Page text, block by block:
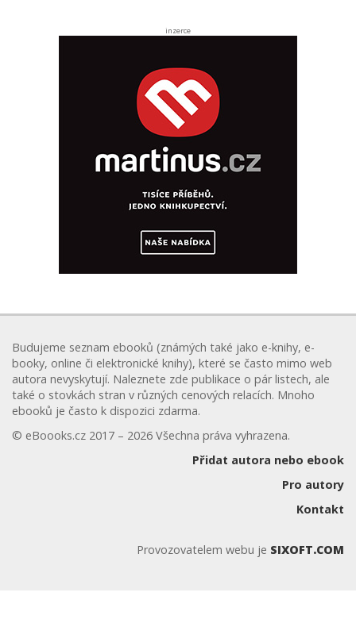
inzerce
Budujeme seznam ebooků (známých také jako e-knihy, e-
booky, online či elektronické knihy), které se často mimo web
autora nevyskytují. Naleznete zde publikace o pár listech, ale
také o stovkách stran v různých cenových relacích. Mnoho
ebooků je často k dispozici zdarma.
© eBoooks.cz 2017 – 2026 Všechna práva vyhrazena.
Přidat autora nebo ebook
Pro autory
Kontakt
Provozovatelem webu je SIXOFT.COM